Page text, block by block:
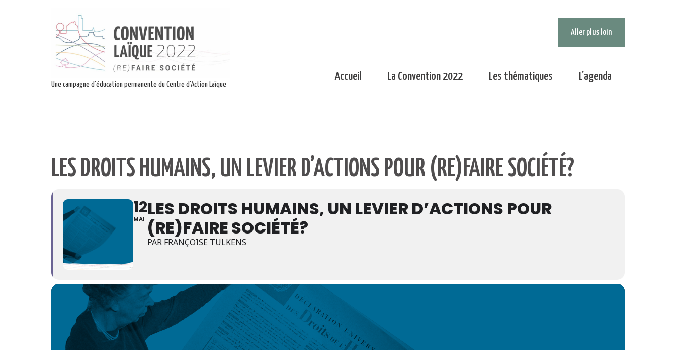
Une campagne d'éducation permanente du Centre d'Action Laïque
Aller plus loin
Accueil La Convention 2022 Les thématiques L’agenda
LES DROITS HUMAINS, UN LEVIER D’ACTIONS POUR (RE)FAIRE SOCIÉTÉ?
12
MAI LES DROITS HUMAINS, UN LEVIER D’ACTIONS POUR
(RE)FAIRE SOCIÉTÉ?
PAR FRANÇOISE TULKENS